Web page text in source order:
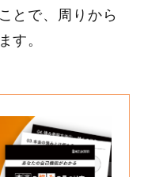
とで、周りから
す。